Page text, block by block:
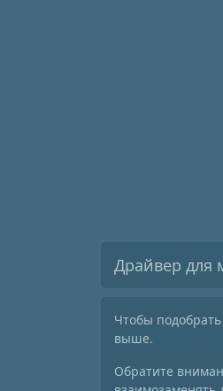
Драйвер для
Чтобы
выше.
Обратите